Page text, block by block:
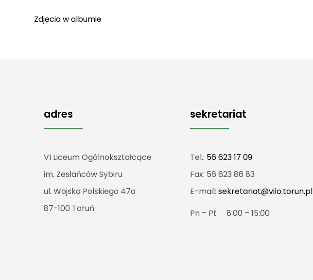
Zdjęcia walbumie
adres
VI Liceum Ogólnokształcące
im. Zesłańców Sybiru
ul. Wojska Polskiego 47a
87-100 Toruń
sekretariat
Tel.: 56 623 17 09
Fax: 56 623 86 83
E-mail: sekretariat@vilo.torun.pl
Pn – Pt 8:00 – 15:00